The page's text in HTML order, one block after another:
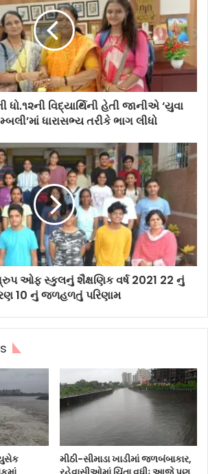
વિદ્યાર્થિની હેતી જાનીએ ‘યુવા
ધારાસભ્ય તરીકે ભાગ લીધો
ઓફ સ્કુલનું શૈક્ષણિક વર્ષ 2021 22 નું
10 નું જળહળતું પરિણામ
મીઠી-સીમાડા ખાડીમાં જળબંબાકાર,